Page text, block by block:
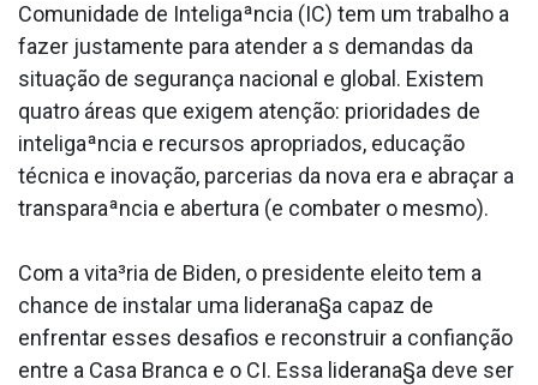
Comunidade de Inteligaªncia (IC) tem um trabalho a
fazer justamente para atender a s demandas da
situação de segurança nacional e global. Existem
quatro áreas que exigem atenção: prioridades de
inteligaªncia e recursos apropriados, educação
técnica e inovação, parcerias da nova era e abraçar a
transparaªncia e abertura (e combater o mesmo).
Com a vita³ria de Biden, o presidente eleito tem a
chance de instalar uma liderana§a capaz de
enfrentar esses desafios e reconstruir a confianção
entre a Casa Branca e o CI. Essa liderana§a deve ser